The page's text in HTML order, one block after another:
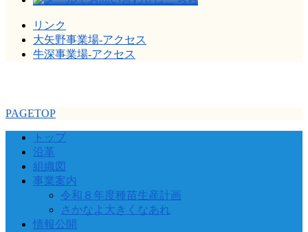
リンク
大矢野事業場-アクセス
牛深事業場-アクセス
PAGETOP
トップ
沿革
組織図
事業案内
令和８年度種苗生産計画
さかなよ大きくなあれ
情報公開